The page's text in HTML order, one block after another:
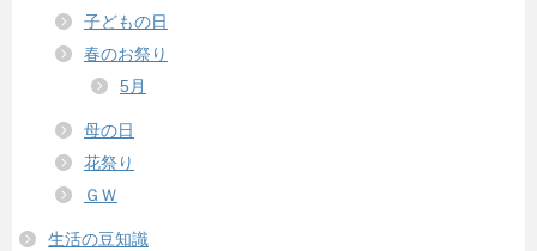
子どもの日
春のお祭り
5月
母の日
花祭り
ＧＷ
生活の豆知識